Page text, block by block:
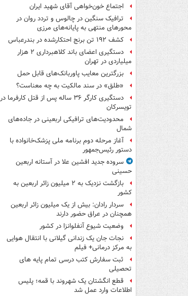
اجتماع خون‌خواهی آقای شهید ایران
ترافیک سنگین در چالوس و تردد روان در
محورهای منتهی به پایانه‌های مرزی
کشف ۱۹۲ تن برنج احتکارشده در بندرعباس
دستگیری اعضای باند کلاهبرداری ۲ هزار
میلیاردی در تهران
بزرگترین معایب پاوربانک‌های قابل حمل
«طلق» در سند مالکیت به چه معناست؟
دستگیری کارگر ۳۶ ساله پس از قتل کارفرما در
تویسرکان
محدودیت‌های ترافیکی اربعینی در جاده‌های
شمال‌
آغاز مرحله دوم برنامه ملی پزشک‌خانواده با
دستور رئیس‌جمهور
سروده جدید افشین علا در آستانه اربعین
حسینی
بازگشت نزدیک به ۲ میلیون زائر اربعین به
کشور
سردار رادان: بیش از یک میلیون زائر اربعین
همچنان در عراق حضور دارند
وضعیت شیوع آنفلوانزا در کشور
نجات جان یک زندانی گیلانی با انتقال هوایی
به مرکز درمانی+ فیلم
ثبت سفارش کتب درسی تمام پایه های
تحصیلی
قطع انگشتان یک شهروند با قمه؛ پلیس
اطلاعات وارد عمل شد